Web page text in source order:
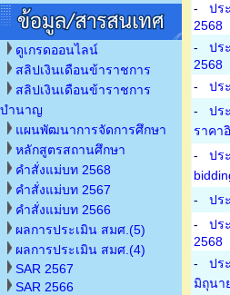
ดูเกรดออนไลน์
สลิปเงินเดือนข้าราชการ
สลิปเงินเดือนข้าราชการ
บำนาญ
แผนพัฒนาการจัดการศึกษา
หลักสูตรสถานศึกษา
คำสั่งแม่บท 2568
คำสั่งแม่บท 2567
คำสั่งแม่บท 2566
ผลการประเมิน สมศ.(5)
ผลการประเมิน สมศ.(4)
SAR 2567
SAR 2566
-
ปร
2568
-
ปร
2568
-
ปร
-
ปร
ราคา
-
ปร
-
ปร
-
ปร
2568
-
ปร
มิถุนา